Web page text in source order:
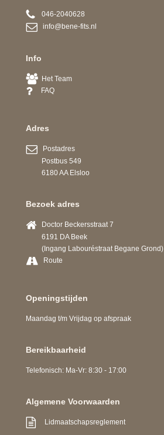
046-2040628
info@bene-fits.nl
Info
Het Team
FAQ
Adres
Postadres
Postbus 549
6180 AA Elsloo
Bezoek adres
Doctor Beckersstraat 7
6191 DA Beek
(Ingang Labouréstraat Begane Grond)
Route
Openingstijden
Maandag t/m Vrijdag op afspraak
Bereikbaarheid
Telefonisch: Ma-Vr: 8:30 - 17:00
Algemene Voorwaarden
Lidmaatschapsreglement